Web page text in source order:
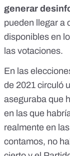
generar
pueden llegar a
disponibles en
las votaciones.
En las
de 2021 circuló
aseguraba que
en las que
realmente en
contamos, no